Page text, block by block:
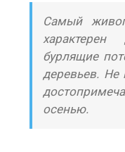
Самый
бурлящие
деревьев. Не
осенью.